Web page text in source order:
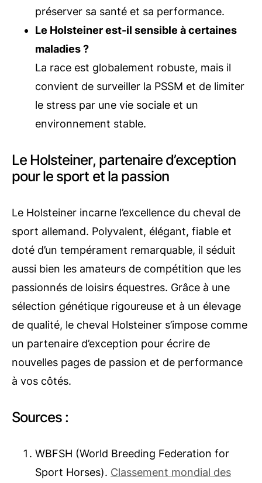
préserver sa santé et sa performance.
Le Holsteiner est-il sensible à certaines
maladies ?
La race est globalement robuste, mais il
convient de surveiller la PSSM et de limiter
le stress par une vie sociale et un
environnement stable.
Le Holsteiner, partenaire d’exception
pour le sport et la passion
Le Holsteiner incarne l’excellence du cheval de
sport allemand. Polyvalent, élégant, fiable et
doté d’un tempérament remarquable, il séduit
aussi bien les amateurs de compétition que les
passionnés de loisirs équestres. Grâce à une
sélection génétique rigoureuse et à un élevage
de qualité, le cheval Holsteiner s’impose comme
un partenaire d’exception pour écrire de
nouvelles pages de passion et de performance
à vos côtés.
Sources :
WBFSH (World Breeding Federation for
Sport Horses). Classement mondial des